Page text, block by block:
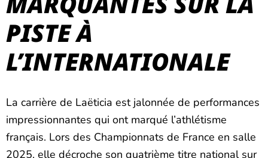
PISTE À
L’INTERNATIONALE
La carrière de Laëticia est jalonnée de performances
impressionnantes qui ont marqué l’athlétisme
français. Lors des Championnats de France en salle
2025, elle décroche son quatrième titre national sur